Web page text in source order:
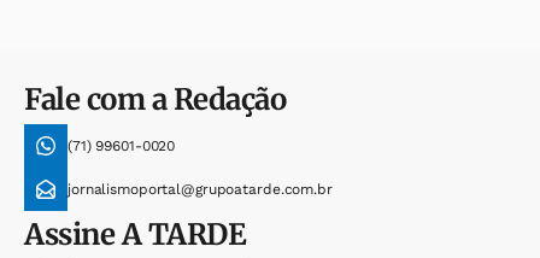
Fale com a Redação
(71) 99601-0020
jornalismoportal@grupoatarde.com.br
AssineA TARDE